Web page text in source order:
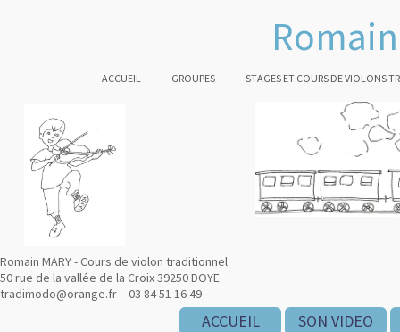
ACCUEIL GROUPES STAGES ET COURS DE VIOLONS
Romain MARY - Cours de violon traditionnel
50 rue de la vallée de la Croix 39250 DOYE
tradimodo@orange.fr - 03 84 51 16 49
ACCUEIL SON VIDEO